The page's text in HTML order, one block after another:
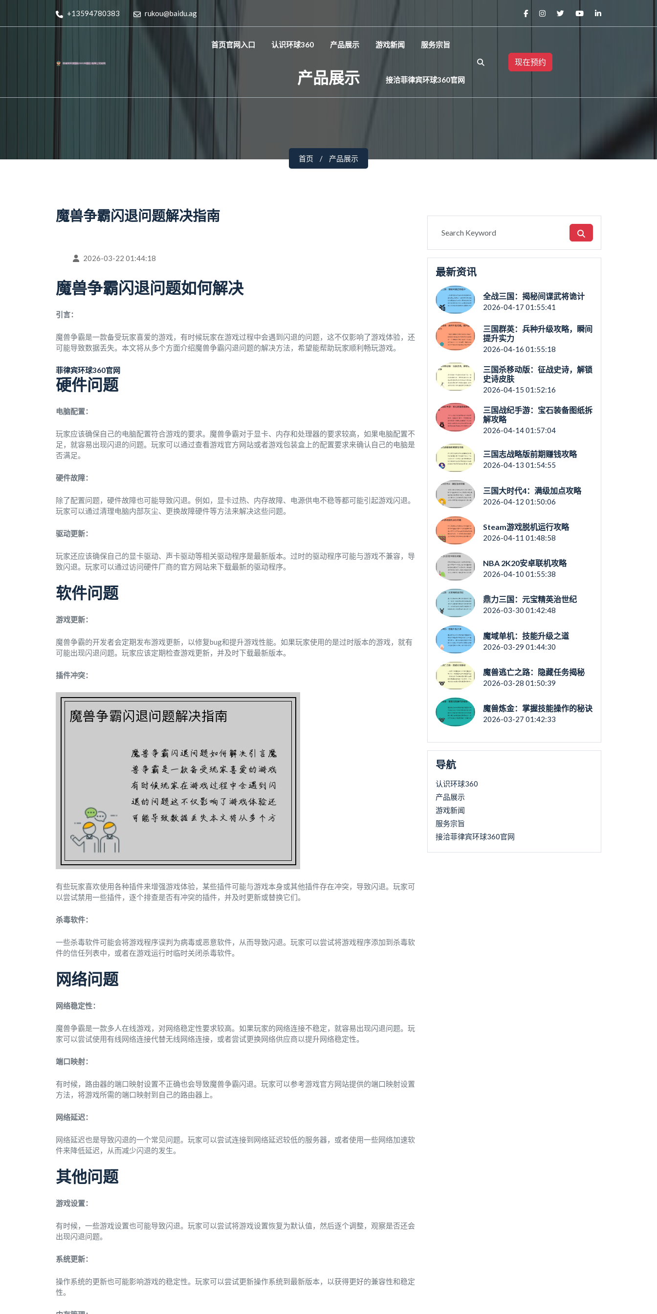
+13594780383 rukou@baidu.ag
首页官网入口 认识环球360 产品展示 游戏新闻 服务宗旨
接洽菲律宾环球360官网
现在预约
产品展示
首页 产品展示
魔兽争霸闪退问题解决指南
2026-03-22 01:44:18
魔兽争霸闪退问题如何解决
引言：
魔兽争霸是一款备受玩家喜爱的游戏，有时候玩家在游戏过程中会遇到闪退的问题，这不仅影响了游戏体验，还
可能导致数据丢失。本文将从多个方面介绍魔兽争霸闪退问题的解决方法，希望能帮助玩家顺利畅玩游戏。
菲律宾环球360官网
硬件问题
电脑配置：
玩家应该确保自己的电脑配置符合游戏的要求。魔兽争霸对于显卡、内存和处理器的要求较高，如果电脑配置不
足，就容易出现闪退的问题。玩家可以通过查看游戏官方网站或者游戏包装盒上的配置要求来确认自己的电脑是
否满足。
硬件故障：
除了配置问题，硬件故障也可能导致闪退。例如，显卡过热、内存故障、电源供电不稳等都可能引起游戏闪退。
玩家可以通过清理电脑内部灰尘、更换故障硬件等方法来解决这些问题。
驱动更新：
玩家还应该确保自己的显卡驱动、声卡驱动等相关驱动程序是最新版本。过时的驱动程序可能与游戏不兼容，导
致闪退。玩家可以通过访问硬件厂商的官方网站来下载最新的驱动程序。
软件问题
游戏更新：
魔兽争霸的开发者会定期发布游戏更新，以修复bug和提升游戏性能。如果玩家使用的是过时版本的游戏，就有
可能出现闪退问题。玩家应该定期检查游戏更新，并及时下载最新版本。
插件冲突：
有些玩家喜欢使用各种插件来增强游戏体验，某些插件可能与游戏本身或其他插件存在冲突，导致闪退。玩家可
以尝试禁用一些插件，逐个排查是否有冲突的插件，并及时更新或替换它们。
杀毒软件：
一些杀毒软件可能会将游戏程序误判为病毒或恶意软件，从而导致闪退。玩家可以尝试将游戏程序添加到杀毒软
件的信任列表中，或者在游戏运行时临时关闭杀毒软件。
网络问题
网络稳定性：
魔兽争霸是一款多人在线游戏，对网络稳定性要求较高。如果玩家的网络连接不稳定，就容易出现闪退问题。玩
家可以尝试使用有线网络连接代替无线网络连接，或者尝试更换网络供应商以提升网络稳定性。
端口映射：
有时候，路由器的端口映射设置不正确也会导致魔兽争霸闪退。玩家可以参考游戏官方网站提供的端口映射设置
方法，将游戏所需的端口映射到自己的路由器上。
网络延迟：
网络延迟也是导致闪退的一个常见问题。玩家可以尝试连接到网络延迟较低的服务器，或者使用一些网络加速软
件来降低延迟，从而减少闪退的发生。
其他问题
游戏设置：
有时候，一些游戏设置也可能导致闪退。玩家可以尝试将游戏设置恢复为默认值，然后逐个调整，观察是否还会
出现闪退问题。
系统更新：
操作系统的更新也可能影响游戏的稳定性。玩家可以尝试更新操作系统到最新版本，以获得更好的兼容性和稳定
性。
最新资讯
全战三国：揭秘间谍武将诡计
2026-04-17 01:55:41
三国群英：兵种升级攻略，瞬间
提升实力
2026-04-16 01:55:18
三国杀移动版：征战史诗，解锁
史诗皮肤
2026-04-15 01:52:16
三国战纪手游：宝石装备图纸拆
解攻略
2026-04-14 01:57:04
三国志战略版前期赚钱攻略
2026-04-13 01:54:55
三国大时代4：满级加点攻略
2026-04-12 01:50:06
Steam游戏脱机运行攻略
2026-04-11 01:48:58
NBA 2K20安卓联机攻略
2026-04-10 01:55:38
鼎力三国：元宝精英治世纪
2026-03-30 01:42:48
魔域单机：技能升级之道
2026-03-29 01:44:30
魔兽逃亡之路：隐藏任务揭秘
2026-03-28 01:50:39
魔兽炼金：掌握技能操作的秘诀
2026-03-27 01:42:33
导航
认识环球360
产品展示
游戏新闻
服务宗旨
接洽菲律宾环球360官网